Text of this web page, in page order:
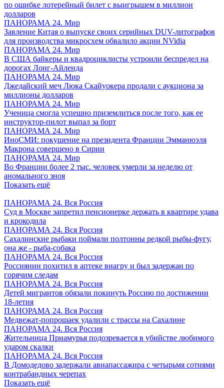
по ошибке лотерейный билет с выигрышем в миллион
долларов
ПАНОРАМА 24. Мир
Завление Китая о выпуске своих серийных DUV-литографов
для производства микросхем обвалило акции NVidia
ПАНОРАМА 24. Мир
В США байкеры и квадроциклисты устроили беспредел на
дорогах Лонг-Айленда
ПАНОРАМА 24. Мир
Джедайский меч Люка Скайуокера продали с аукциона за
миллионы долларов
ПАНОРАМА 24. Мир
Ученица смогла успешно приземлиться после того, как ее
инструктор-пилот выпал за борт
ПАНОРАМА 24. Мир
ИноСМИ: покушение на президента Франции Эмманюэля
Макрона совершено в Сирии
ПАНОРАМА 24. Мир
Во Франции более 2 тыс. человек умерли за неделю от
аномального зноя
Показать ещё
ПАНОРАМА 24. Вся Россия
Суд в Москве запретил пенсионерке держать в квартире удава
и крокодила
ПАНОРАМА 24. Вся Россия
Сахалинские рыбаки поймали полтонны редкой рыбы-фугу,
она же - рыба-собака
ПАНОРАМА 24. Вся Россия
Россиянин похитил в аптеке виагру и был задержан по
горячим следам
ПАНОРАМА 24. Вся Россия
Детей мигрантов обязали покинуть Россию по достижении
18-летия
ПАНОРАМА 24. Вся Россия
Медвежат-попрошаек удалили с трассы на Сахалине
ПАНОРАМА 24. Вся Россия
Жительница Приамурья подозревается в убийстве любимого
ударом скалки
ПАНОРАМА 24. Вся Россия
В Домодедово задержали авиапассажира с четырьмя сотнями
контрабандных черепах
Показать ещё